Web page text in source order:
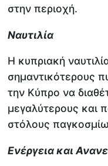
στην περιοχή.
Ναυτιλία
Η κυπριακή
σημαντικότερους
την Κύπρο να
μεγαλύτερους και
στόλους
Ενέργεια και